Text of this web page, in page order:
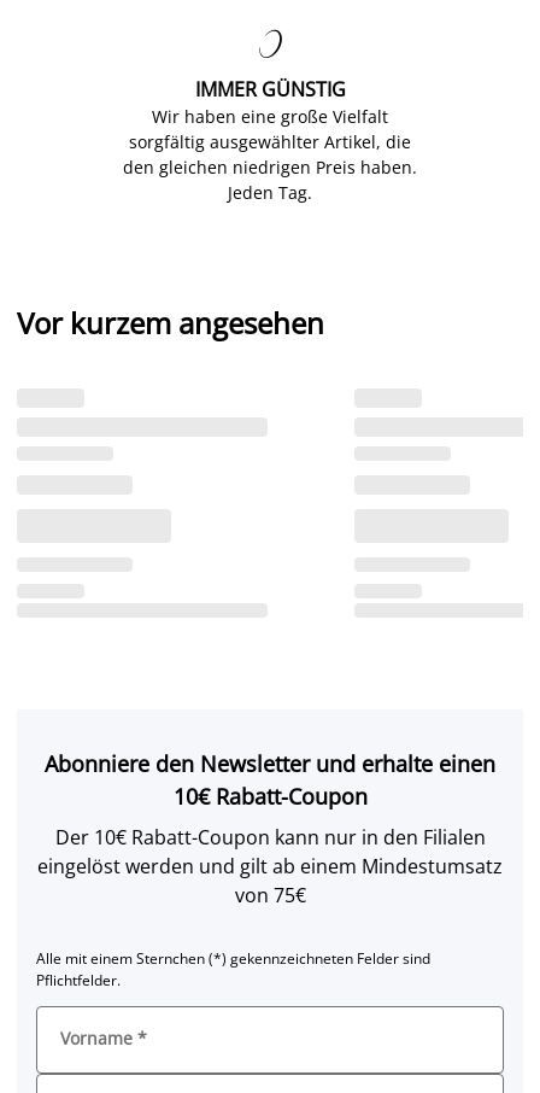

IMMER GÜNSTIG
Wir haben eine große Vielfalt
sorgfältig ausgewählter Artikel, die
den gleichen niedrigen Preis haben.
Jeden Tag.
Vor kurzem angesehen
Abonniere den Newsletter und erhalte einen
10€ Rabatt-Coupon
Der 10€ Rabatt-Coupon kann nur in den Filialen
eingelöst werden und gilt ab einem Mindestumsatz
von 75€
Alle mit einem Sternchen (*) gekennzeichneten Felder sind
Pflichtfelder.
Vorname *